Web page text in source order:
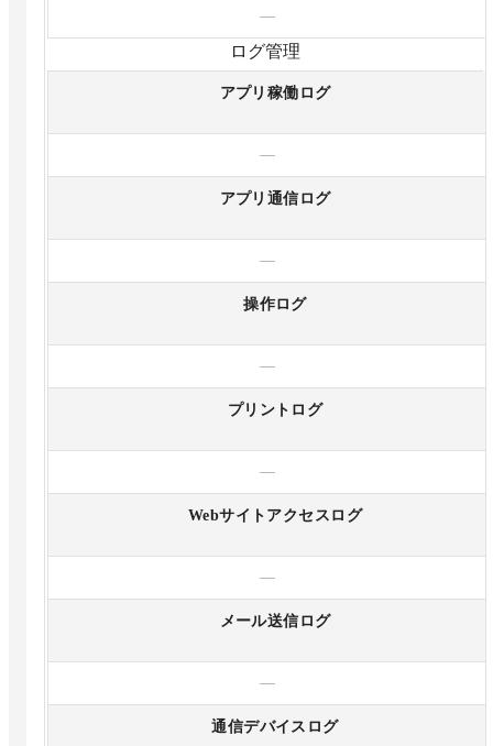
—
ログ管理
アプリ稼働ログ
—
アプリ通信ログ
—
操作ログ
—
プリントログ
—
Webサイトアクセスログ
—
メール送信ログ
—
通信デバイスログ